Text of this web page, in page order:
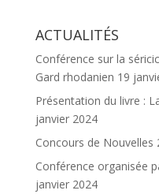
était : est :
7,00 €.
ACTUALITÉS
Conférence sur la
Gard rhodanien 19
Présentation du livre :
janvier 2024
Concours de Nouvelles
Conférence organisée
janvier 2024